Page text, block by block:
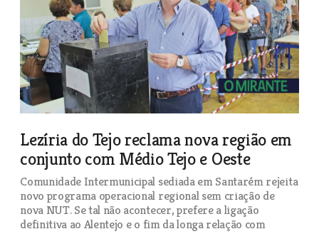
Lezíria do Tejo reclama nova região em
conjunto com Médio Tejo e Oeste
Comunidade Intermunicipal sediada em Santarém rejeita
novo programa operacional regional sem criação de
nova NUT. Se tal não acontecer, prefere a ligação
definitiva ao Alentejo e o fim da longa relação com